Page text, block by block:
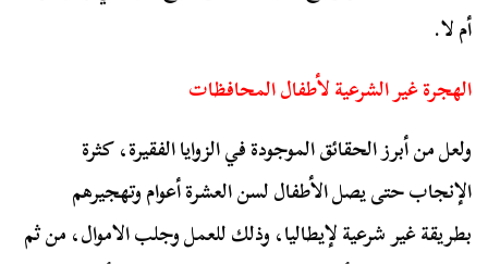
أم لا.
الهجرة غير الشرعية لأطفال المحافظات
ولعل من أبرز الحقائق الموجودة في الزوايا الفقيرة، كثرة
الإنجاب حتى يصل الأطفال لسن العشرة أعوام وتهجيرهم
بطريقة غير شرعية لإيطاليا، وذلك للعمل وجلب الاموال، من ثم